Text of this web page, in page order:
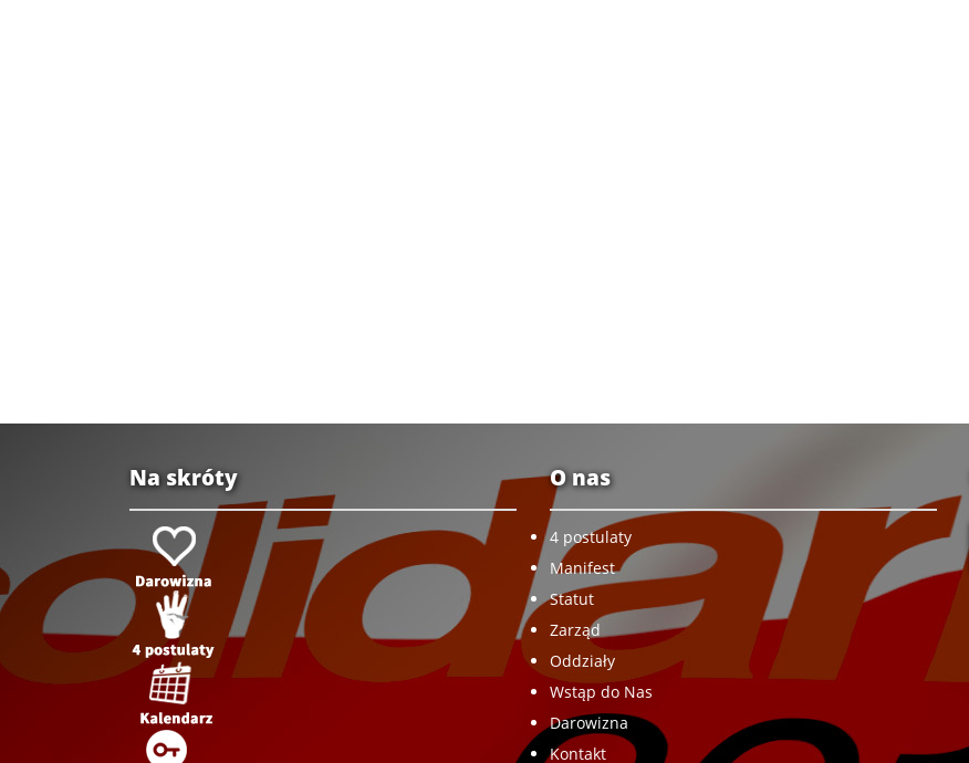
Na skróty O nas
4 postulaty
Manifest
Statut
Zarząd
Oddziały
Wstąp do Nas
Darowizna
Kontakt